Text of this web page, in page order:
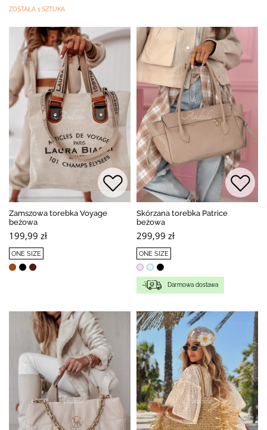
ZOSTAŁA 1 SZTUKA
Zamszowa torebka Voyage
beżowa
199,99 zł
ONE SIZE
Skórzana torebka Patrice
beżowa
299,99 zł
ONE SIZE
Darmowa dostawa